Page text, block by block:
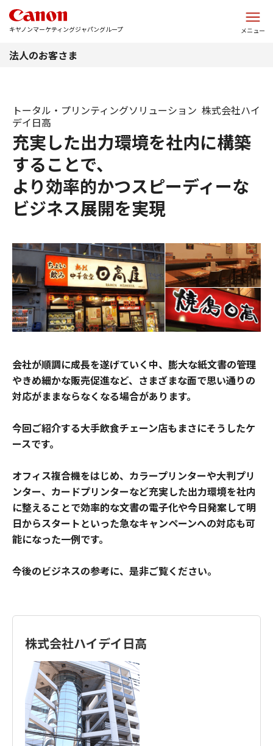
キヤノンマーケティングジャパングループ メニュー
法人のお客さま
充実した出力環境を社内に構築
することで、
より効率的かつスピーディーな
ビジネス展開を実現
トータル・プリンティングソリューション 株式会社ハイ
デイ日高
会社が順調に成長を遂げていく中、膨大な紙文書の管理
やきめ細かな販売促進など、さまざまな面で思い通りの
対応がままならなくなる場合があります。
今回ご紹介する大手飲食チェーン店もまさにそうしたケ
ースです。
オフィス複合機をはじめ、カラープリンターや大判プリ
ンター、カードプリンターなど充実した出力環境を社内
に整えることで効率的な文書の電子化や今日発案して明
日からスタートといった急なキャンペーンへの対応も可
能になった一例です。
今後のビジネスの参考に、是非ご覧ください。
株式会社ハイデイ日高